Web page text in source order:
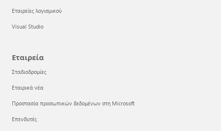
Εταιρείες λογισμικού
Visual Studio
Εταιρεία
Σταδιοδρομίες
Εταιρικά νέα
Προστασία προσωπικών δεδομένων στη Microsoft
Επενδυτές